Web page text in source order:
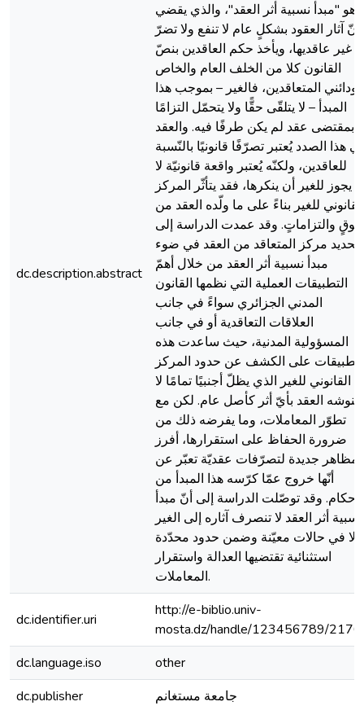
dc.description.abstract
وهو "مبدأ نسبية أثر العقد"، والذي يقضي
بأنّ آثار العقود بشكلٍ عام لا تنفع ولا تضرّ
غير عاقديها، ويأخذ حكم العاقدين بنصّ
القانون كلا من الخلف العام والخاص
ودائني المتعاقدين، فالغير – بموجب هذا
المبدأ – لا يتلقّى حقًّا ولا يتحمّل التزامًا
بمقتضى عقد لم يكن طرفًا فيه. والعقد
هذا الصدد يُعتبر تصرّفًا قانونيًا بالنّسبة
للعاقدين، ولكنّه يُعتبر واقعة قانونيّة لا
يجوز للغير أن ينكرها، فقد يتأثّر المركز
القانوني للغير بناءً على ما ولّده العقد من
والتزاماتٍ. وقد عمدت الدراسة إلى
تحديد مركز المتعاقد من العقد في ضوء
مبدأ نسبية أثر العقد من خلال أهمّ
التطبيقات العملية التي نظمها القانون
المدني الجزائري سواءً في جانب
العلاقات التعاقدية أو في جانب
المسؤولية المدنية، حيث ساعدت هذه
على الكشف عن حدود المركز
القانوني للغير الذي يظلّ أجنبيًا تمامًا لا
ينوشه العقد بأيّ أثر كأصل عام. لكن مع
تطوّر المعاملات، وما يفرضه ذلك من
ضرورة الحفاظ على استقرارها، أفرز
مظاهر جديدة لتصرّفات عقديّة تعبّر عن
أنّها خروج عمّا كرّسه هذا المبدأ من
أحكام. وقد توصّلت الدراسة إلى أنّ مبدأ
نسبية أثر العقد لا تنصرف آثاره إلى الغير
إلا في حالات معيّنة وضمن حدود محدّدة
استثنائية تقتضيها العدالة واستقرار
المعاملات.
dc.identifier.uri
http://e-biblio.univ-
mosta.dz/handle/123456789/
dc.language.iso
other
dc.publisher
جامعة مستغانم